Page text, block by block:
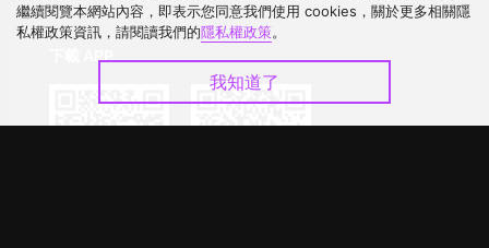
繼續閱覽本網站內容，即表示您同意我們使用 cookies，關於更多相關隱
私權政策資訊，請閱讀我們的隱私權政策。
我知道了